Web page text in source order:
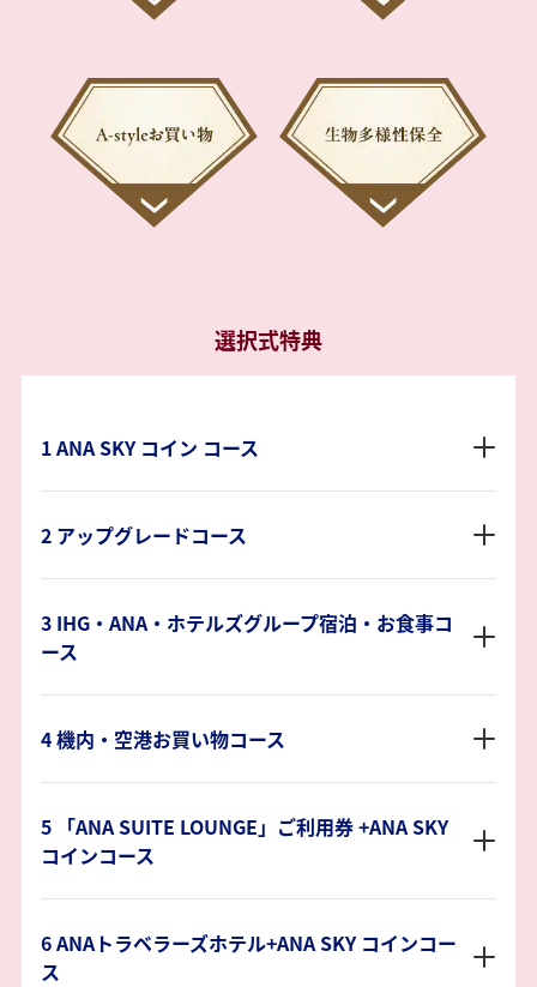
選択式特典
1 ANA SKY コイン コース
2 アップグレードコース
3 IHG・ANA・ホテルズグループ宿泊・お食事コ
ース
4 機内・空港お買い物コース
5 「ANA SUITE LOUNGE」ご利用券 +ANA SKY
コインコース
6 ANAトラベラーズホテル+ANA SKY コインコー
ス